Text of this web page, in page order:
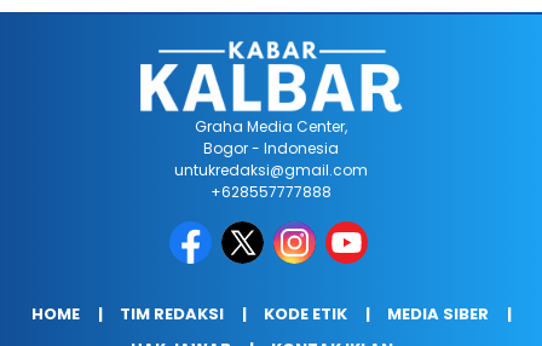
Graha Media Center,
Bogor - Indonesia
untukredaksi@gmail.com
+628557777888
HOME TIM REDAKSI KODE ETIK
MEDIA SIBER